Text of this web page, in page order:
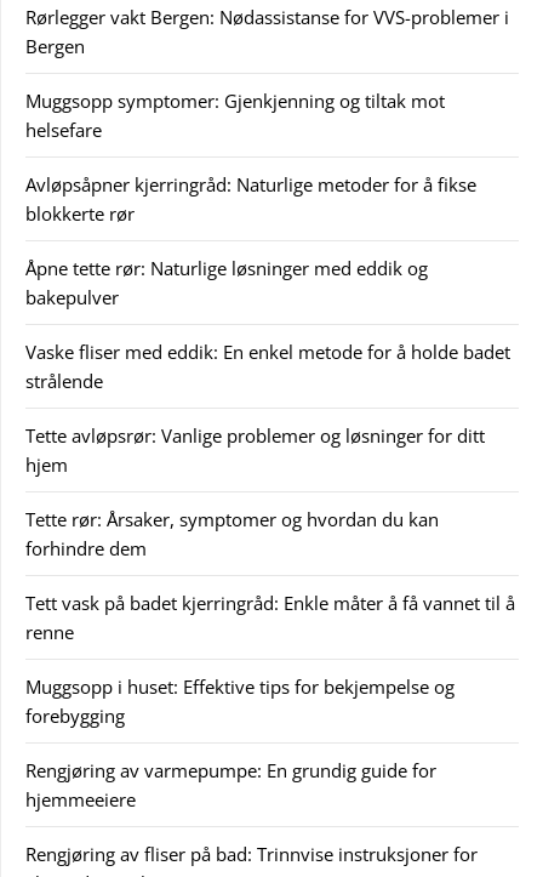
Rørlegger vakt Bergen: Nødassistanse for VVS-problemer i
Bergen
Muggsopp symptomer: Gjenkjenning og tiltak mot
helsefare
Avløpsåpner kjerringråd: Naturlige metoder for å fikse
blokkerte rør
Åpne tette rør: Naturlige løsninger med eddik og
bakepulver
Vaske fliser med eddik: En enkel metode for å holde badet
strålende
Tette avløpsrør: Vanlige problemer og løsninger for ditt
hjem
Tette rør: Årsaker, symptomer og hvordan du kan
forhindre dem
Tett vask på badet kjerringråd: Enkle måter å få vannet til å
renne
Muggsopp i huset: Effektive tips for bekjempelse og
forebygging
Rengjøring av varmepumpe: En grundig guide for
hjemmeeiere
Rengjøring av fliser på bad: Trinnvise instruksjoner for